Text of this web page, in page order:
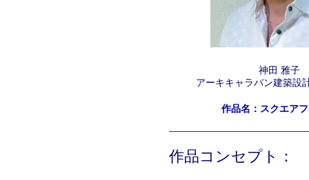
神田 雅子
アーキキャラバン建築設
作品名：スクエア
作品コンセプト：